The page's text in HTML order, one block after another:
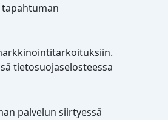
tietosuojaselosteessa
palvelun siirtyessä